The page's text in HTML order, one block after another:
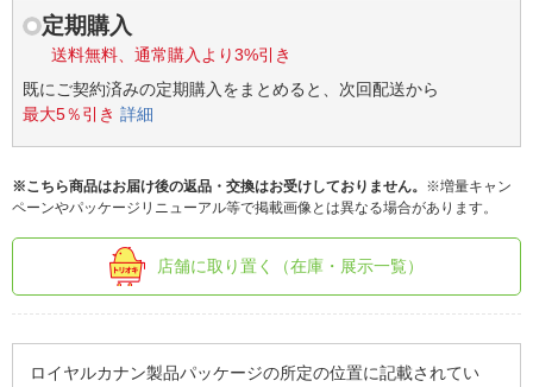
定期購入
送料無料、通常購入より3%引き
既にご契約済みの定期購入をまとめると、次回配送から
最大5％引き 詳細
※こちら商品はお届け後の返品・交換はお受けしておりません。 ※増量キャン
ペーンやパッケージリニューアル等で掲載画像とは異なる場合があります。
店舗に取り置く（在庫・展示一覧）
ロイヤルカナン製品パッケージの所定の位置に記載されてい